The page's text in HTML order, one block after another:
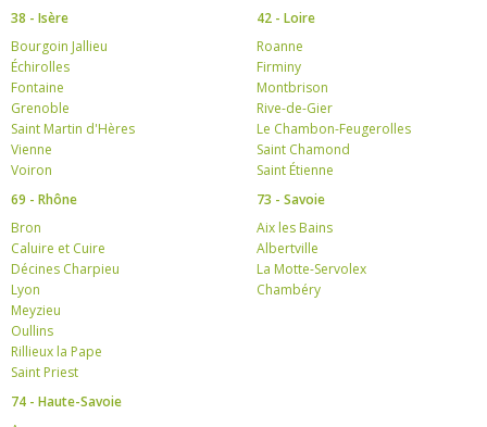
38 - Isère
Bourgoin Jallieu
Échirolles
Fontaine
Grenoble
Saint Martin d'Hères
Vienne
Voiron
42 - Loire
Roanne
Firminy
Montbrison
Rive-de-Gier
Le Chambon-Feugerolles
Saint Chamond
Saint Étienne
69 - Rhône
Bron
Caluire et Cuire
Décines Charpieu
Lyon
Meyzieu
Oullins
Rillieux la Pape
Saint Priest
73 - Savoie
Aix les Bains
Albertville
La Motte-Servolex
Chambéry
74 - Haute-Savoie